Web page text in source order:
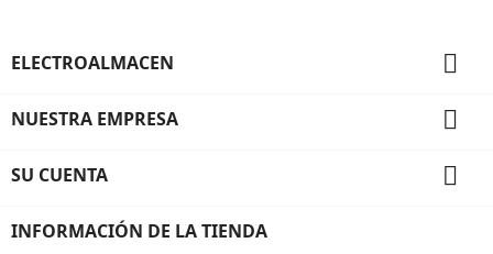
ELECTROALMACEN 
NUESTRA EMPRESA 
SU CUENTA 
INFORMACIÓN DE LA TIENDA